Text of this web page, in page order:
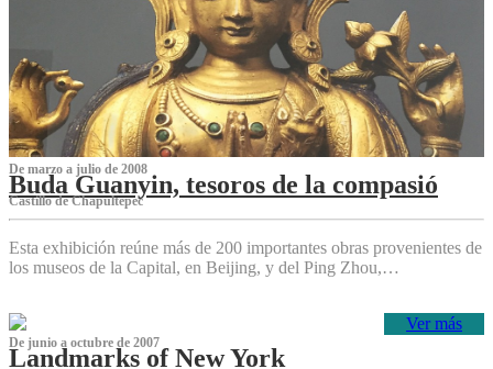
De marzo a julio de 2008
Buda Guanyin, tesoros de la compasió
Castillo de Chapultepec
Esta exhibición reúne más de 200 importantes obras provenientes de
los museos de la Capital, en Beijing, y del Ping Zhou,…
Ver más
De junio a octubre de 2007
Landmarks of New York